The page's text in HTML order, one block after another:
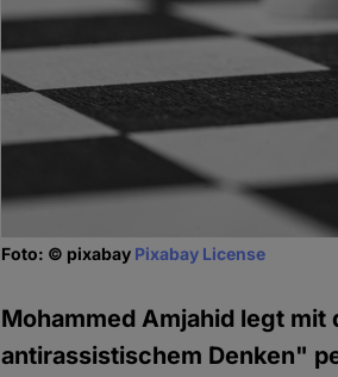
Foto: © pixabay Pixabay License
Mohammed Amjahid legt
antirassistischem Denken"